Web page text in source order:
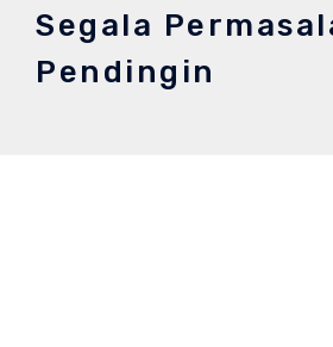
Segala
Pendingin